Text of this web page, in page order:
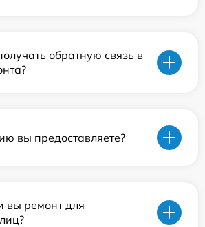
обратную связь в
вы предоставляете?
вы ремонт для